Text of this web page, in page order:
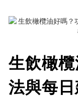
榨橄欖油通常帶有
生飲橄
法與每